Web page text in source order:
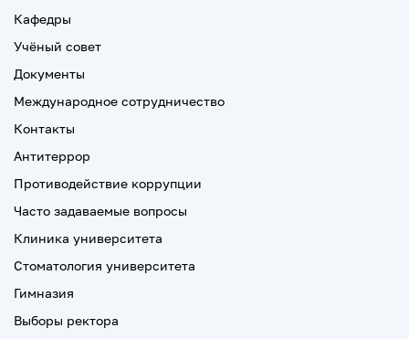
Кафедры
Учёный совет
Документы
Международное сотрудничество
Контакты
Антитеррор
Противодействие коррупции
Часто задаваемые вопросы
Клиника университета
Стоматология университета
Гимназия
Выборы ректора